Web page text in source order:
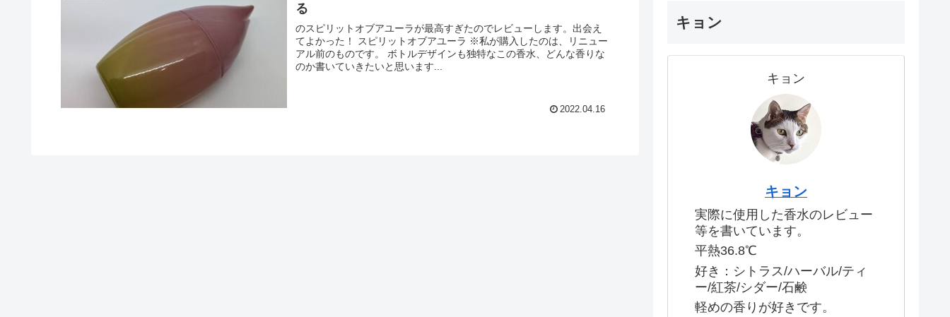
る
のスピリットオブアユーラが最高すぎたのでレビューします。出会え
てよかった！ スピリットオブアユーラ ※私が購入したのは、リニュー
アル前のものです。 ボトルデザインも独特なこの香水、どんな香りな
のか書いていきたいと思います...
2022.04.16
キョン
キョン
キョン
実際に使用した香水のレビュー
等を書いています。
平熱36.8℃
好き：シトラス/ハーバル/ティ
ー/紅茶/シダー/石鹸
軽めの香りが好きです。